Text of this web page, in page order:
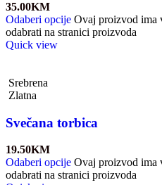
35.00KM
Odaberi opcije Ovaj proizvod ima
odabrati na stranici proizvoda
Quick view
Srebrena
Zlatna
Svečana torbica
19.50KM
Odaberi opcije Ovaj proizvod ima
odabrati na stranici proizvoda